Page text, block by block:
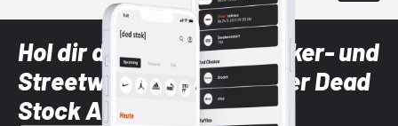
Hol dir die neuesten Sneaker- und
Streetwear-Brands mit der Dead
Stock App